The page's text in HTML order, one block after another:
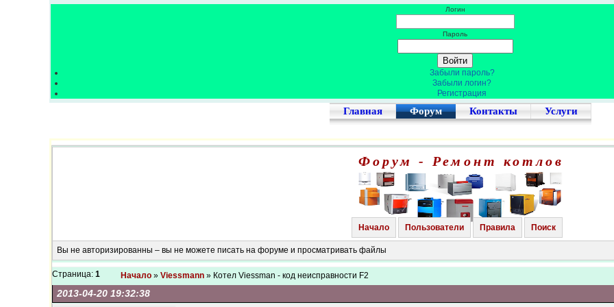
Логин
Пароль
Забыли пароль?
Забыли логин?
Регистрация
Главная Форум Контакты Услуги
Форум - Ремонт котлов
Начало Пользователи Правила Поиск
Вы не авторизированны – вы не можете писать на форуме и просматривать файлы
Страница: 1 Начало » Viessmann » Котел Viessman - код неисправности F2
2013-04-20 19:32:38